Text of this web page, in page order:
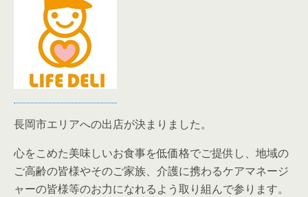
長岡市エリアへの出店が決まりました。
心をこめた美味しいお食事を低価格でご提供し、地域の
ご高齢の皆様やそのご家族、介護に携わるケアマネージ
ャーの皆様等のお力になれるよう取り組んで参ります。